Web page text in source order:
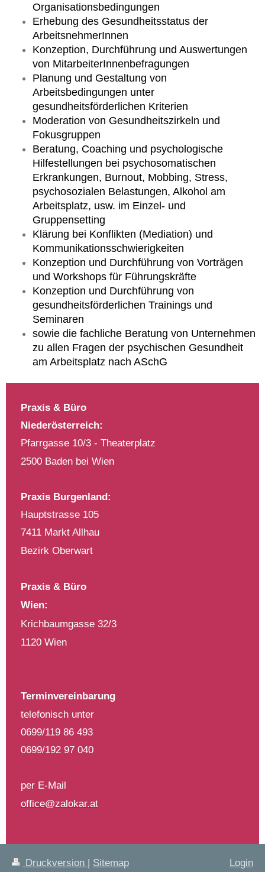
Organisationsbedingungen
Erhebung des Gesundheitsstatus der
ArbeitsnehmerInnen
Konzeption, Durchführung und Auswertungen
von MitarbeiterInnenbefragungen
Planung und Gestaltung von
Arbeitsbedingungen unter
gesundheitsförderlichen Kriterien
Moderation von Gesundheitszirkeln und
Fokusgruppen
Beratung, Coaching und psychologische
Hilfestellungen bei psychosomatischen
Erkrankungen, Burnout, Mobbing, Stress,
psychosozialen Belastungen, Alkohol am
Arbeitsplatz, usw. im Einzel- und
Gruppensetting
Klärung bei Konflikten (Mediation) und
Kommunikationsschwierigkeiten
Konzeption und Durchführung von Vorträgen
und Workshops für Führungskräfte
Konzeption und Durchführung von
gesundheitsförderlichen Trainings und
Seminaren
sowie die fachliche Beratung von Unternehmen
zu allen Fragen der psychischen Gesundheit
am Arbeitsplatz nach ASchG
Praxis & Büro
Niederösterreich:
Pfarrgasse 10/3 - Theaterplatz
2500 Baden bei Wien
Praxis Burgenland:
Hauptstrasse 105
7411 Markt Allhau
Bezirk Oberwart
Praxis & Büro
Wien:
Krichbaumgasse 32/3
1120 Wien
Terminvereinbarung
telefonisch unter
0699/119 86 493
0699/192 97 040
per E-Mail
office@zalokar.at
Druckversion | Sitemap
Login